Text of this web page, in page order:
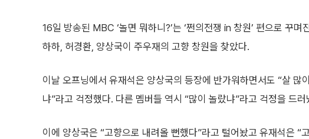
16일 방송된 MBC ‘놀면 뭐하니?’는 ‘쩐의전쟁 in 창원’ 편으로 꾸며
하하, 허경환, 양상국이 주우재의 고향 창원을 찾았다.
이날 오프닝에서 유재석은 양상국의 등장에 반가워하면서도 “살 많
냐”라고 걱정했다. 다른 멤버들 역시 “많이 놀랐냐”라고 걱정을 드러
이에 양상국은 “고향으로 내려올 뻔했다”라고 털어놨고 유재석은 “